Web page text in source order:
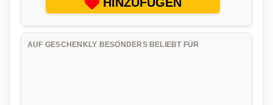
AUF GESCHENKLY BESONDERS BELIEBT FÜR